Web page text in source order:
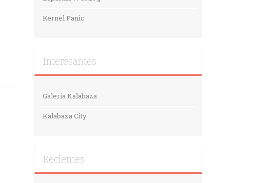
Kernel Panic
Interesantes
Galeria Kalabaza
Kalabaza City
Recientes